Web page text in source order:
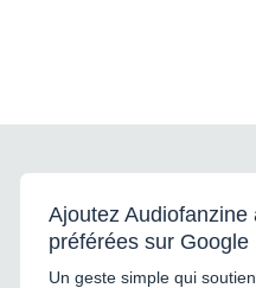
Ajoutez Audiofanzine
préférées sur Google
Un geste simple qui